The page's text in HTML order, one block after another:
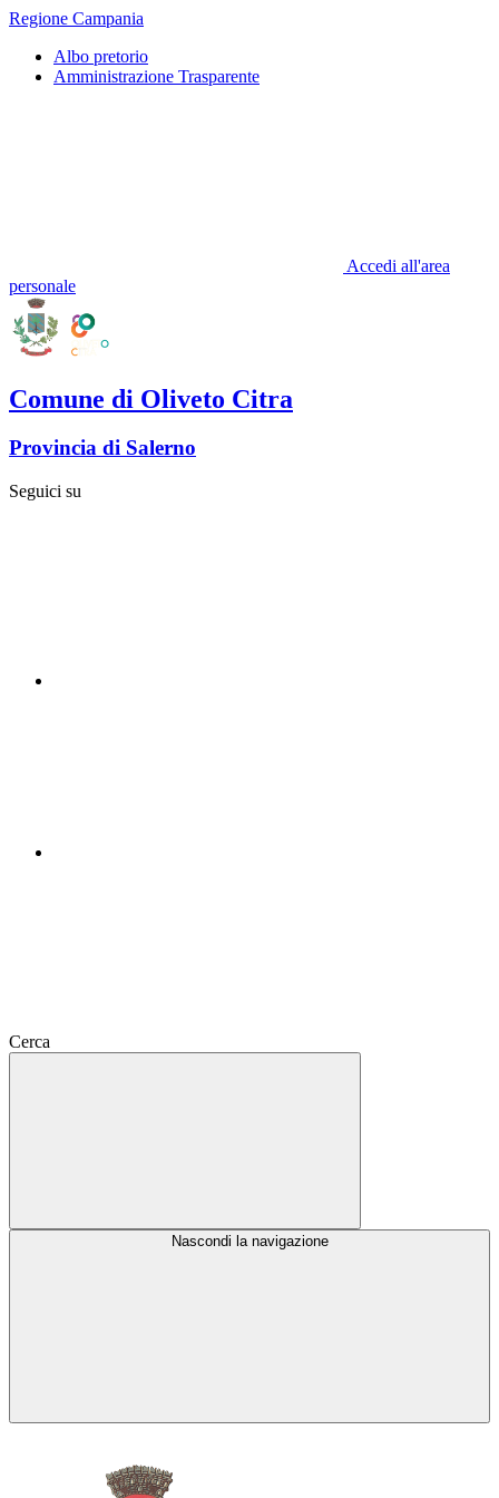
Regione Campania
Albo pretorio
Amministrazione Trasparente
Accedi all'area
personale
Comune di Oliveto Citra
Provincia di Salerno
Seguici su
Cerca
Nascondi la navigazione